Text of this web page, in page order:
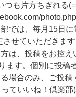
つも片方ちぎれ
では、毎月15日
せていただきま
は、投稿をお控え
ます。個別に投稿
場合のみ、ご投稿
ていいね！倶楽